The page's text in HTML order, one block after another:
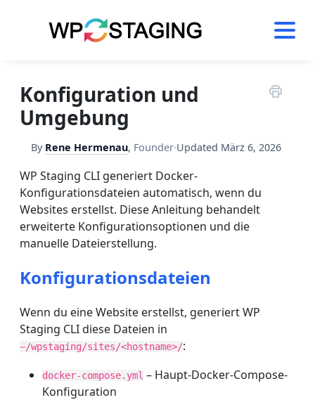
Konfiguration und
Umgebung
By Rene Hermenau, Founder·Updated März 6, 2026
WP Staging CLI generiert Docker-
Konfigurationsdateien automatisch, wenn du
Websites erstellst. Diese Anleitung behandelt
erweiterte Konfigurationsoptionen und die
manuelle Dateierstellung.
Konfigurationsdateien
Wenn du eine Website erstellst, generiert WP
Staging CLI diese Dateien in
~/wpstaging/sites/<hostname>/:
docker-compose.yml – Haupt-Docker-Compose-
Konfiguration